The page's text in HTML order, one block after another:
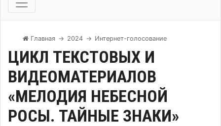
Главная → 2024 → Интернет-голосование
ЦИКЛ ТЕКСТОВЫХ И
ВИДЕОМАТЕРИАЛОВ
«МЕЛОДИЯ НЕБЕСНОЙ
РОСЫ. ТАЙНЫЕ ЗНАКИ»